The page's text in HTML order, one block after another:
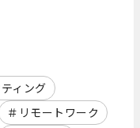
ィング
リモートワーク